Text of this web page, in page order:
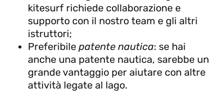
kitesurf richiede collaborazione e
supporto con il nostro team e gli altri
istruttori;
Preferibile patente nautica: se hai
anche una patente nautica, sarebbe un
grande vantaggio per aiutare con altre
attività legate al lago.